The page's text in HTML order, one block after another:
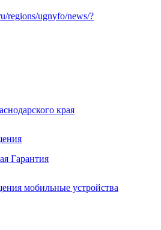
regions/ugnyfo/news/?